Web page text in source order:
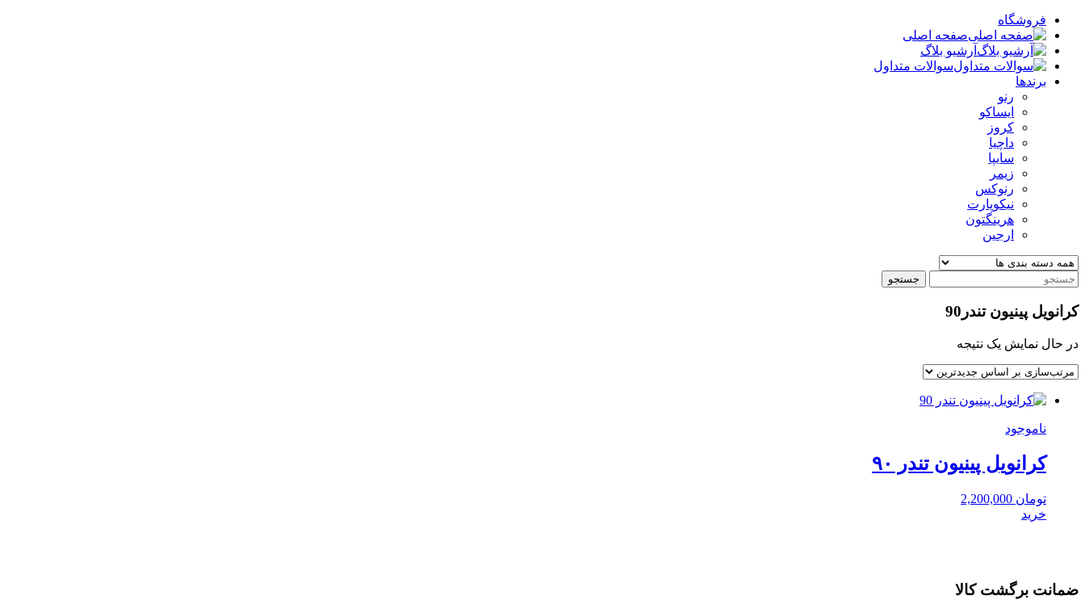
فروشگاه
صفحه اصلی
آرشیو بلاگ
سوالات متداول
برندها
رنو
ایساکو
کروز
داچیا
سایپا
زیمر
رنوکس
نیکوپارت
هرینگتون
ارجین
جستجو
کرانویل پینیون تندر90
در حال نمایش یک نتیجه
ناموجود
کرانویل پینیون تندر ۹۰
تومان
خرید
ضمانت برگشت کالا